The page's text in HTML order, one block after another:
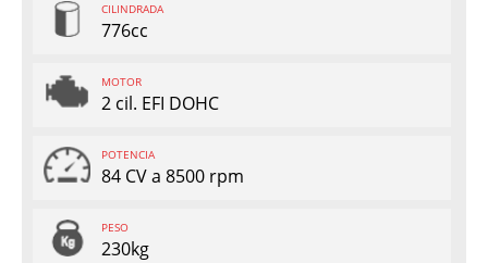
CILINDRADA
776cc
MOTOR
2 cil. EFI DOHC
POTENCIA
84 CV a 8500 rpm
PESO
230kg